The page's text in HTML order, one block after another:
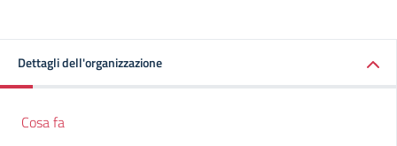
Dettagli dell'organizzazione
Cosa fa